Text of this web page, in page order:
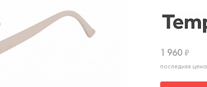
1 960 ₽
последняя цена